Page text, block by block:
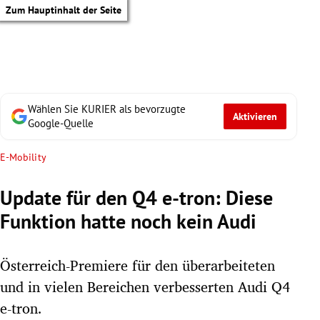
Zum Hauptinhalt der Seite
Wählen Sie KURIER als bevorzugte
Google-Quelle
Aktivieren
E-Mobility
Update für den Q4 e-tron: Diese
Funktion hatte noch kein Audi
Österreich-Premiere für den überarbeiteten
und in vielen Bereichen verbesserten Audi Q4
e-tron.